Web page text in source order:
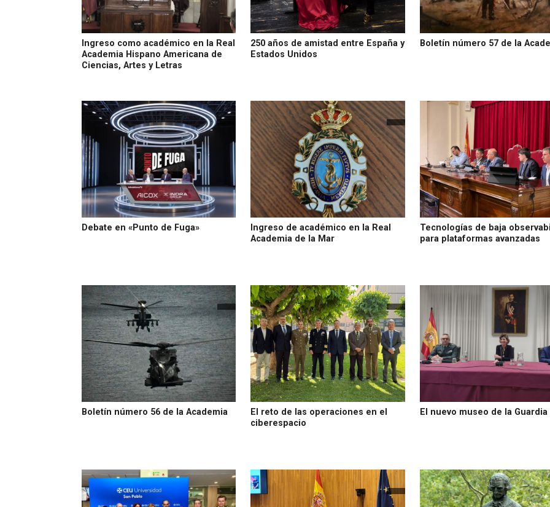
Ingreso como académico en la Real
Academia Hispano Americana de
Ciencias, Artes y Letras
250 años de amistad entre España y
Estados Unidos
Boletín número 57 de la
Debate en «Punto de Fuga»
Ingreso de académico en la Real
Academia de la Mar
Tecnologías de baja
para plataformas avanzadas
Boletín número 56 de la Academia
El reto de las operaciones en el
ciberespacio
El nuevo museo de la Guardia